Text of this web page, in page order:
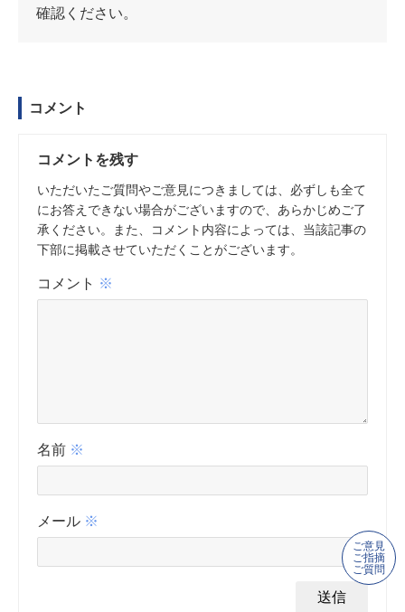
確認ください。
コメント
コメントを残す
いただいたご質問やご意見につきましては、必ずしも全て
にお答えできない場合がございますので、あらかじめご了
承ください。また、コメント内容によっては、当該記事の
下部に掲載させていただくことがございます。
コメント ※
名前 ※
メール ※
ご意見
ご指摘
ご質問